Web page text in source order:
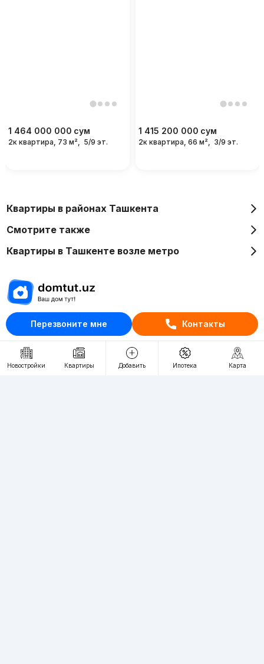
Перезвоните мне Контакты
1 464 000 000 сум
2к квартира, 73 м², 5/9 эт.
1 415 200 000 сум
2к квартира, 66 м², 3/9 эт.
Новостройки Квартиры Добавить Ипотека Карта
Квартиры в районах Ташкента
Смотрите также
Квартиры в Ташкенте возле метро
Отдел рекламы
+998 (78) 113-20-86
+998 (93) 390-30-10